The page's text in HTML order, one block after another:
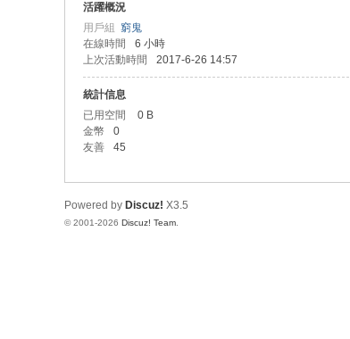
活躍概況
用戶組 窮鬼
在線時間
6 小時
上次活動時間
2017-6-26 14:57
統計信息
已用空間
0 B
金幣
0
友善
45
Powered by Discuz! X3.5
© 2001-2026 Discuz! Team